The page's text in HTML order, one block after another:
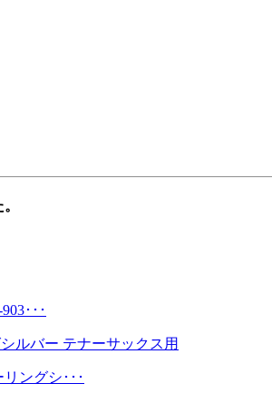
･･･
ングシ･･･